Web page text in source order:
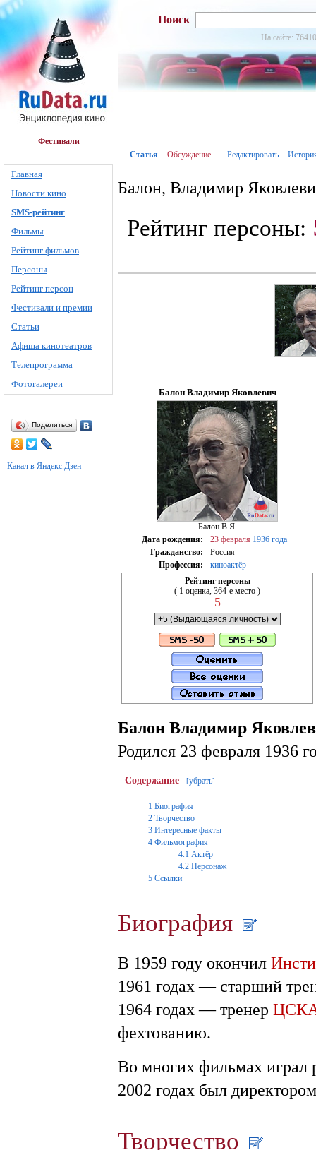
Фестивали
Главная
Новости кино
SMS-рейтинг
Фильмы
Рейтинг фильмов
Персоны
Рейтинг персон
Фестивали и премии
Статьи
Афиша кинотеатров
Телепрограмма
Фотогалереи
Поделиться
Канал в Яндекс.Дзен
Поиск
На сайте:
Статья Обсуждение Редактировать
Балон, Владимир
Рейтинг персоны:
Балон Владимир Яковлевич
Балон В.Я.
Дата рождения:
23 февраля 1936 года
Гражданство:
Россия
Профессия:
киноактёр
Рейтинг персоны
( 1 оценка, 364-е место )
5
Балон Владимир
Родился 23 февраля 1936
Содержание [убрать]
1 Биография
2 Творчество
3 Интересные факты
4 Фильмография
4.1 Актёр
4.2 Персонаж
5 Ссылки
Биография
В 1959 году окончил
1961 годах — старший
1964 годах — тренер
фехтованию.
Во многих фильмах играл
2002 годах был
Творчество